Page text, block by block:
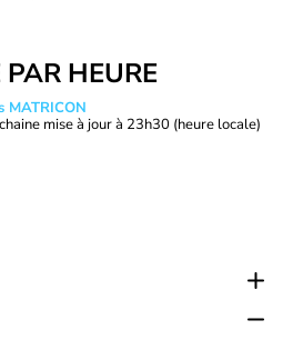
HEURE
MATRICON
mise à jour à 23h30 (heure locale)